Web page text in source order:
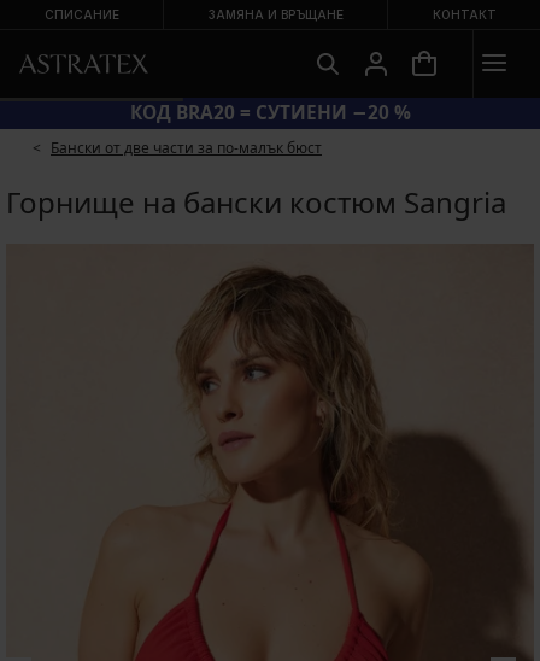
СПИСАНИЕ ЗАМЯНА И ВРЪЩАНЕ КОНТАКТ
КОД BRA20 = СУТИЕНИ −20 %
Бански от две части за по-малък бюст
Горнище на бански костюм Sangria